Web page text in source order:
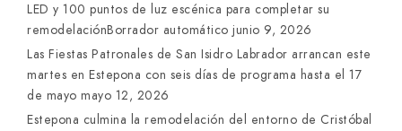
LED y 100 puntos de luz escénica para completar su
remodelaciónBorrador automático junio 9, 2026
Las Fiestas Patronales de San Isidro Labrador arrancan este
martes en Estepona con seis días de programa hasta el 17
de mayo mayo 12, 2026
Estepona culmina la remodelación del entorno de Cristóbal